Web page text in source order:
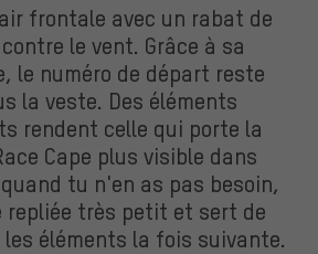
frontale avec un rabat de
le vent. Grâce à sa
le numéro de départ reste
la veste. Des éléments
rendent celle qui porte la
Cape plus visible dans
tu n'en as pas besoin,
repliée très petit et sert de
éléments la fois suivante.